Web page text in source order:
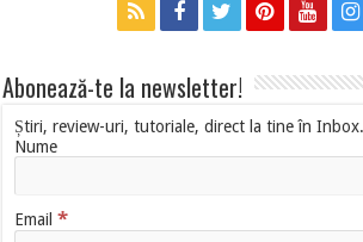
Abonează-te la newsletter!
Știri, review-uri, tutoriale, direct la tine în Inbox.
Nume
Email*